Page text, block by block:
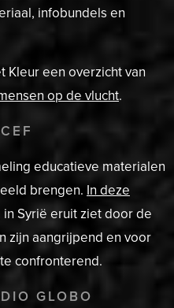
infobundels en
Kleur een overzicht van
op de vlucht.
educatieve materialen
brengen. In deze
Syrië eruit ziet door de
zijn aangrijpend en voor
confronterend.
GLOBO